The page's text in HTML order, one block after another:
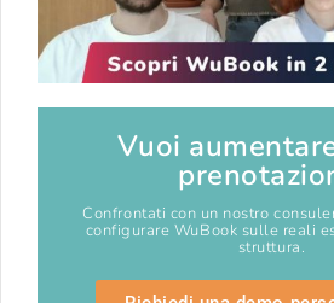
Vuoi
Confrontati con un nostro
configurare WuBook sulle reali
struttura.